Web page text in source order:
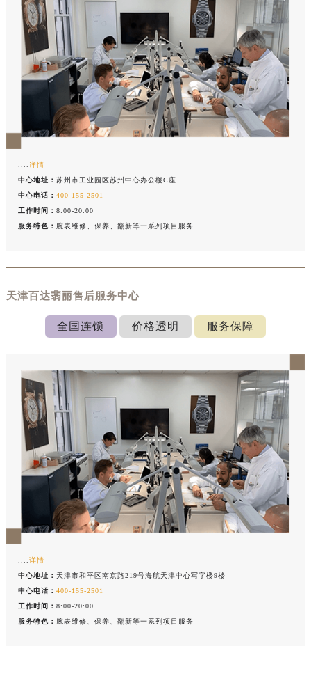
心介绍 联系我们
....详情
中心地址：苏州市工业园区苏州中心办公楼C座
中心电话：400-155-2501
工作时间：8:00-20:00
服务特色： 腕表维修、保养、翻新等一系列项目服务
天津百达翡丽售后服务中心
全国连锁 价格透明 服务保障
....详情
中心地址：天津市和平区南京路219号海航天津中心写字楼9楼
中心电话：400-155-2501
工作时间：8:00-20:00
服务特色： 腕表维修、保养、翻新等一系列项目服务